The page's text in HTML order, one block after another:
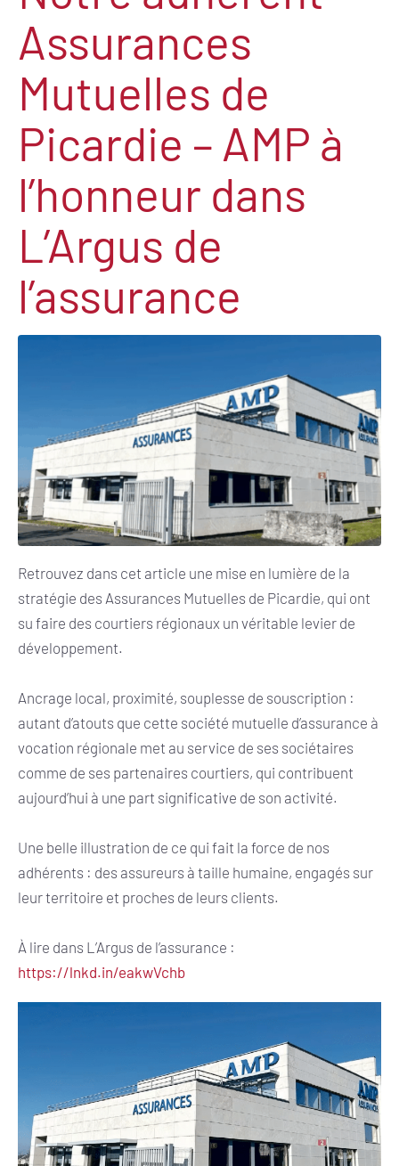
Assurances
Mutuelles de
Picardie – AMP à
l’honneur dans
L’Argus de
l’assurance
Retrouvez dans cet article une mise en lumière de la
stratégie des Assurances Mutuelles de Picardie, qui ont
su faire des courtiers régionaux un véritable levier de
développement.
Ancrage local, proximité, souplesse de souscription :
autant d’atouts que cette société mutuelle d’assurance à
vocation régionale met au service de ses sociétaires
comme de ses partenaires courtiers, qui contribuent
aujourd’hui à une part significative de son activité.
Une belle illustration de ce qui fait la force de nos
adhérents : des assureurs à taille humaine, engagés sur
leur territoire et proches de leurs clients.
À lire dans L’Argus de l’assurance :
https://lnkd.in/eakwVchb